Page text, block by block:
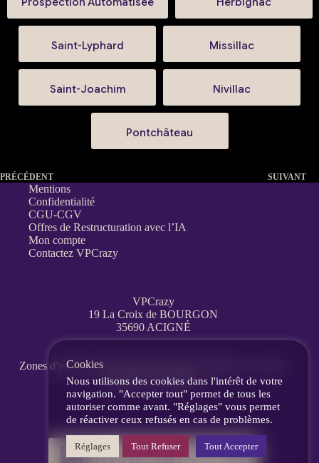
Saint-Lyphard Missillac
Saint-Joachim Nivillac
Pontchâteau
PRÉCÉDENT SUIVANT
Mentions
Confidentialité
CGU-CGV
Offres de Restructuration avec l’IA
Mon compte
Contactez VPCrazy
VPCrazy
19 La Croix de BOURGON
35690 ACIGNÉ
Zones d'interventions partout en France
messagerie, téléphone.
Cookies
Nous utilisons des cookies dans l'intérêt de votre
navigation. "Accepter tout" permet de tous les
autoriser comme avant. "Réglages" vous permet
de réactiver ceux refusés en cas de problèmes.
Réglages Tout Refuser Tout Accepter